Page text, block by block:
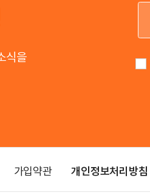
식을
가입약관 개인정보처리방침